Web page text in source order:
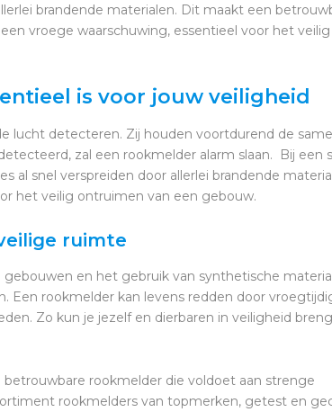
brandende materialen. Dit maakt een
vroege waarschuwing, essentieel voor het
is voor jouw veiligheid
lucht detecteren. Zij houden voortdurend de
zal een rookmelder alarm slaan. Bij een
al snel verspreiden door allerlei brandende
het veilig ontruimen van een gebouw.
ruimte
en het gebruik van synthetische
Een rookmelder kan levens redden door
Zo kun je jezelf en dierbaren in veiligheid
rookmelder die voldoet aan strenge
rookmelders van topmerken, getest en